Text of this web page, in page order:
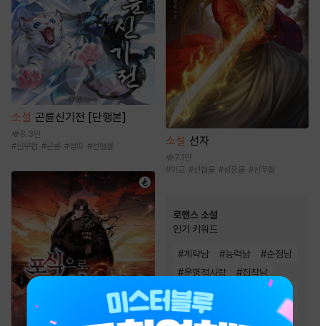
소설 곤륜신기전 [단행본]
8.3만
#신무협 #곤륜 #정파 #선협물 소설 선자
7.1만
#마교 #선협물 #성장물 #신무협
로맨스 소설
인기 키워드
#계략남 #능력남 #순정남
#운명적사랑 #집착남
#절륜남
상처남
#순진녀
다정남